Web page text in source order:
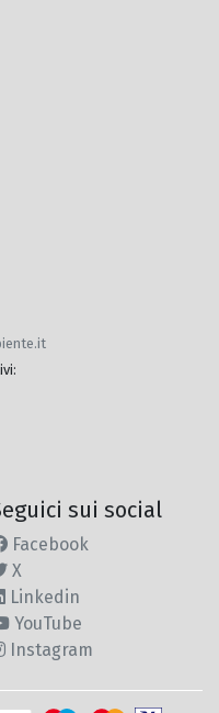
:
sui social
Facebook
X
Linkedin
YouTube
Instagram